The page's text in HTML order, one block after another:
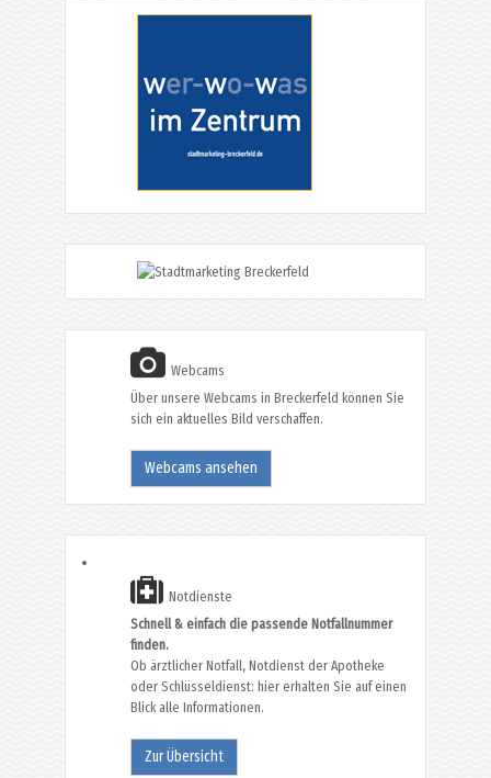
Webcams
Über unsere Webcams in Breckerfeld können Sie
sich ein aktuelles Bild verschaffen.
Webcams ansehen
Notdienste
Schnell & einfach die passende Notfallnummer
finden.
Ob ärztlicher Notfall, Notdienst der Apotheke
oder Schlüsseldienst: hier erhalten Sie auf einen
Blick alle Informationen.
Zur Übersicht